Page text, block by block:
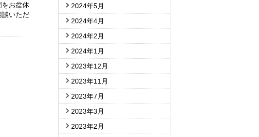
をお盆休
談いただ
2024年5月
2024年4月
2024年2月
2024年1月
2023年12月
2023年11月
2023年7月
2023年3月
2023年2月